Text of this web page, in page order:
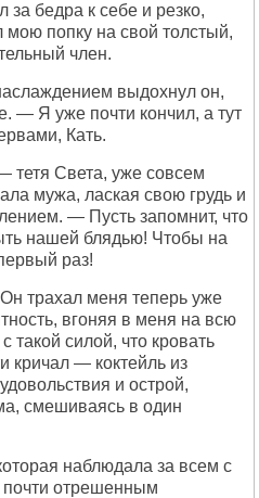
за бедра к себе и резко,
мою попку на свой толстый,
член.
выдохнул он,
— Я уже почти кончил, а тут
Кать.
тетя Света, уже совсем
мужа, лаская свою грудь и
— Пусть запомнит, что
нашей блядью! Чтобы на
раз!
трахал меня теперь уже
вгоняя в меня на всю
такой силой, что кровать
кричал — коктейль из
и острой,
смешиваясь в один
наблюдала за всем с
отрешенным